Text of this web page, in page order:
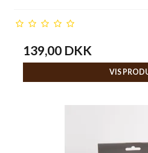
139,00 DKK
VIS